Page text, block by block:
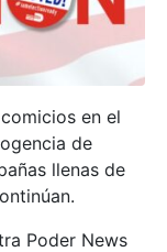
en el
de
llenas de
Poder News